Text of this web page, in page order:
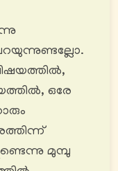
ഒരേ
മുമ്പു